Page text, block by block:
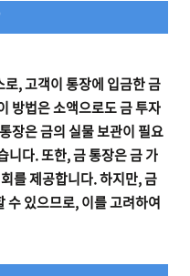
, 고객이 통장에 입금한 금
방법은 소액으로도 금 투자
장은 금의 실물 보관이 필요
니다. 또한, 금 통장은 금 가
를 제공합니다. 하지만, 금
수 있으므로, 이를 고려하여